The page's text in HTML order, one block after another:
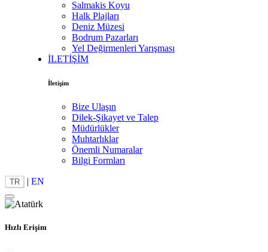
Salmakis Koyu
Halk Plajları
Deniz Müzesi
Bodrum Pazarları
Yel Değirmenleri Yarışması
İLETİŞİM
İletişim
Bize Ulaşın
Dilek-Şikayet ve Talep
Müdürlükler
Muhtarlıklar
Önemli Numaralar
Bilgi Formları
TR | EN
Hızlı Erişim